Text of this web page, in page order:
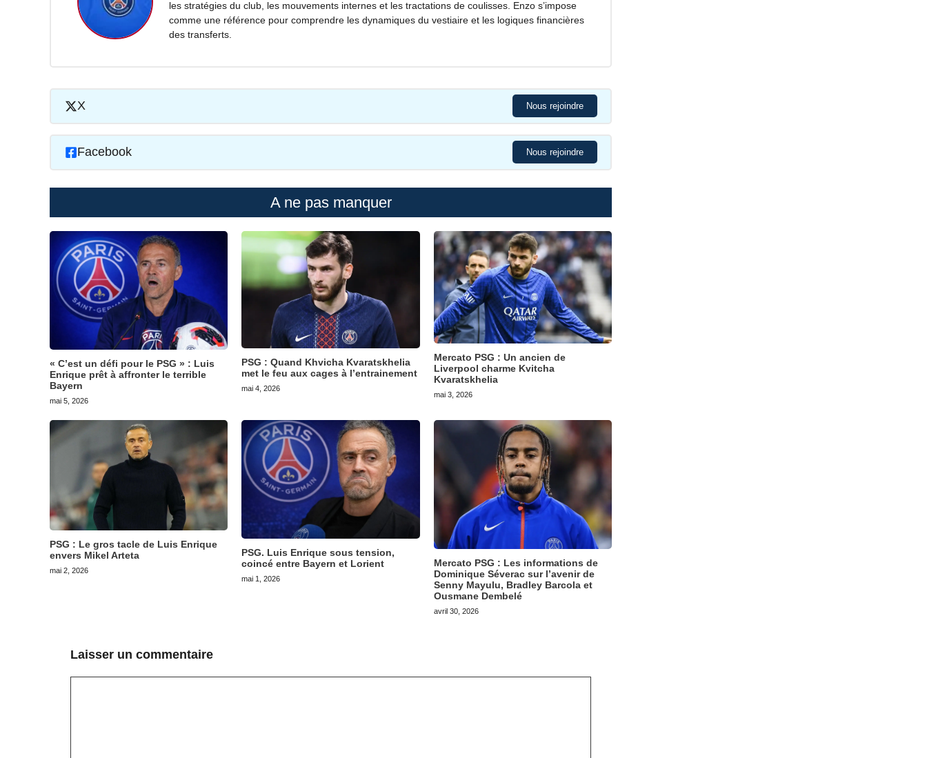
les stratégies du club, les mouvements internes et les tractations de coulisses. Enzo s’impose
comme une référence pour comprendre les dynamiques du vestiaire et les logiques financières
des transferts.
X Nous rejoindre
Facebook Nous rejoindre
A ne pas manquer
« C’est un défi pour le PSG » : Luis
Enrique prêt à affronter le terrible
Bayern
mai 5, 2026
PSG : Quand Khvicha Kvaratskhelia
met le feu aux cages à l’entrainement
mai 4, 2026
Mercato PSG : Un ancien de
Liverpool charme Kvitcha
Kvaratskhelia
mai 3, 2026
PSG : Le gros tacle de Luis Enrique
envers Mikel Arteta
mai 2, 2026
PSG. Luis Enrique sous tension,
coincé entre Bayern et Lorient
mai 1, 2026
Mercato PSG : Les informations de
Dominique Séverac sur l’avenir de
Senny Mayulu, Bradley Barcola et
Ousmane Dembelé
avril 30, 2026
Laisser un commentaire